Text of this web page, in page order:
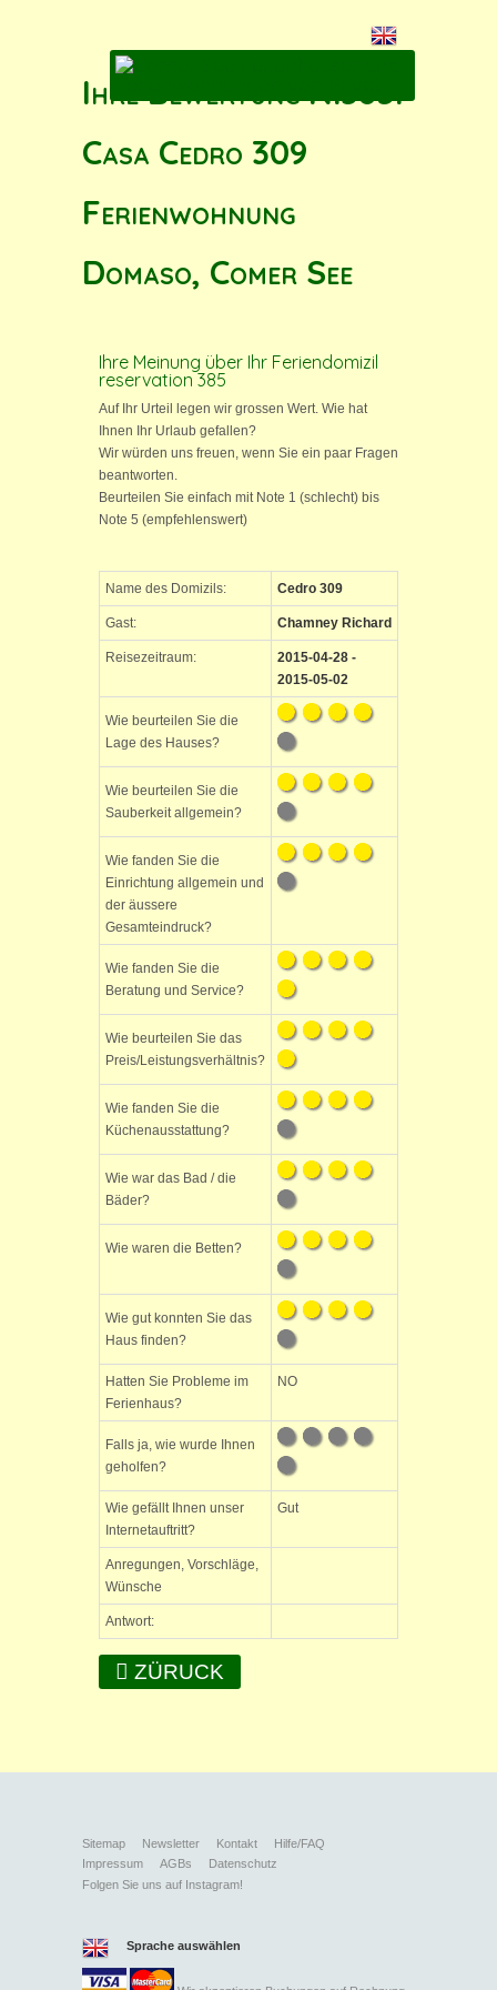
Ihre Bewertung N.385:
Casa Cedro 309
Ferienwohnung
Domaso, Comer See
Ihre Meinung über Ihr Feriendomizil
reservation 385
Auf Ihr Urteil legen wir grossen Wert. Wie hat
Ihnen Ihr Urlaub gefallen?
Wir würden uns freuen, wenn Sie ein paar Fragen
beantworten.
Beurteilen Sie einfach mit Note 1 (schlecht) bis
Note 5 (empfehlenswert)
Name des Domizils: Cedro 309
Gast: Chamney Richard
Reisezeitraum:
2015-04-28 -
2015-05-02
Wie beurteilen Sie die
Lage des Hauses?
Wie beurteilen Sie die
Sauberkeit allgemein?
Wie fanden Sie die
Einrichtung allgemein und
der äussere
Gesamteindruck?
Wie fanden Sie die
Beratung und Service?
Wie beurteilen Sie das
Preis/Leistungsverhältnis?
Wie fanden Sie die
Küchenausstattung?
Wie war das Bad / die
Bäder?
Wie waren die Betten?
Wie gut konnten Sie das
Haus finden?
Hatten Sie Probleme im
Ferienhaus?
NO
Falls ja, wie wurde Ihnen
geholfen?
Wie gefällt Ihnen unser
Internetauftritt?
Gut
Anregungen, Vorschläge,
Wünsche
Antwort:
ZÜRUCK
Sitemap Newsletter Kontakt
Hilfe/FAQ
Impressum
AGBs
Datenschutz
Folgen Sie uns auf Instagram!
Sprache auswählen